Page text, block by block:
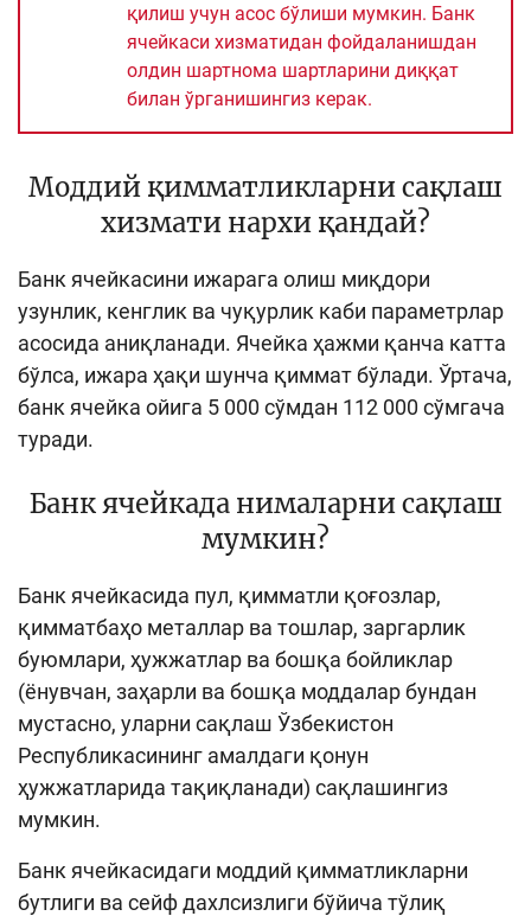
қилиш учун асос бўлиши мумкин. Банк
ячейкаси хизматидан фойдаланишдан
олдин шартнома шартларини диққат
билан ўрганишингиз керак.
Моддий қимматликларни сақлаш
хизмати нархи қандай?
Банк ячейкасини ижарага олиш миқдори
узунлик, кенглик ва чуқурлик каби параметрлар
асосида аниқланади. Ячейка ҳажми қанча катта
бўлса, ижара ҳақи шунча қиммат бўлади. Ўртача,
банк ячейка ойига 5 000 сўмдан 112 000 сўмгача
туради.
Банк ячейкада нималарни сақлаш
мумкин?
Банк ячейкасида пул, қимматли қоғозлар,
қимматбаҳо металлар ва тошлар, заргарлик
буюмлари, ҳужжатлар ва бошқа бойликлар
(ёнувчан, заҳарли ва бошқа моддалар бундан
мустасно, уларни сақлаш Ўзбекистон
Республикасининг амалдаги қонун
ҳужжатларида тақиқланади) сақлашингиз
мумкин.
Банк ячейкасидаги моддий қимматликларни
бутлиги ва сейф дахлсизлиги бўйича тўлиқ